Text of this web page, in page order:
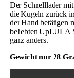
Der Schnelllader mit
die Kugeln zurück
der Hand betätigen
beliebten UpLULA
ganz anders.
Gewicht nur 28